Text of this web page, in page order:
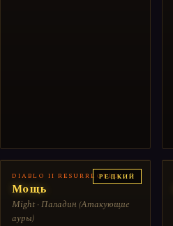
РЕДКИЙ
DIABLO II RESURRECTED
Мощь
Might · Паладин (Атакующие
ауры)